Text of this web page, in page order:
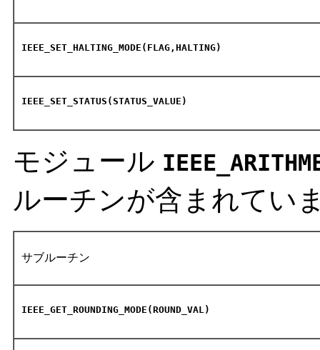
IEEE_SET_HALTING_MODE(FLAG,HALTING)
IEEE_SET_STATUS(STATUS_VALUE)
モジュール
ルーチンが含まれてい
サブルーチン
IEEE_GET_ROUNDING_MODE(ROUND_VAL)